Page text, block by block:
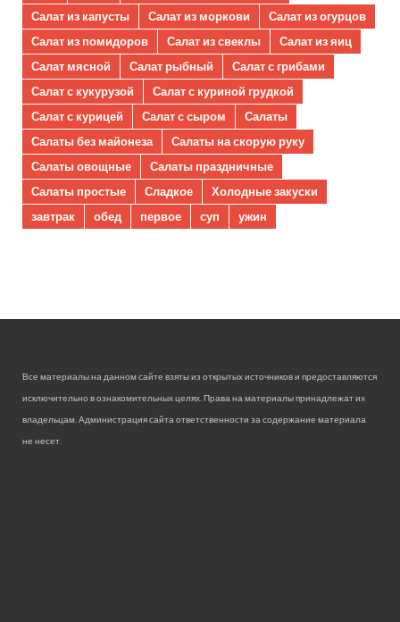
Салат из капусты
Салат из моркови
Салат из огурцов
Салат из помидоров
Салат из свеклы
Салат из яиц
Салат мясной
Салат рыбный
Салат с грибами
Салат с кукурузой
Салат с куриной грудкой
Салат с курицей
Салат с сыром
Салаты
Салаты без майонеза
Салаты на скорую руку
Салаты овощные
Салаты праздничные
Салаты простые
Сладкое
Холодные закуски
завтрак
обед первое суп ужин
Все материалы на данном сайте взяты из открытых источников и предоставляются
исключительно в ознакомительных целях. Права на материалы принадлежат их
владельцам. Администрация сайта ответственности за содержание материала
не несет.